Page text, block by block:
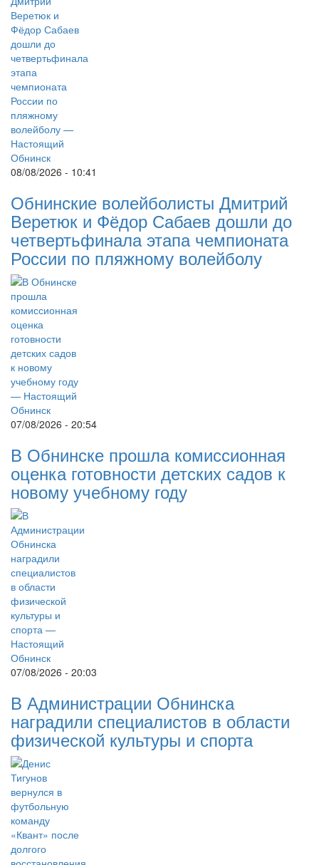
08/08/2026 - 10:41
Обнинские волейболисты Дмитрий
Веретюк и Фёдор Сабаев дошли до
четвертьфинала этапа чемпионата
России по пляжному волейболу
07/08/2026 - 20:54
В Обнинске прошла комиссионная
оценка готовности детских садов к
новому учебному году
07/08/2026 - 20:03
В Администрации Обнинска
наградили специалистов в области
физической культуры и спорта